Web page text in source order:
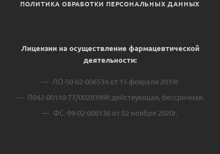
ПОЛИТИКА ОБРАБОТКИ ПЕРСОНАЛЬНЫХ ДАННЫХ
Лицензии на осуществление фармацевтической
деятельности:
ЛО-50-02-006534 от 15 февраля 2019г
Л042-00110-77/00283498 действующая, бессрочная.
ФС -99-02-008136 от 02 ноября 2020г.